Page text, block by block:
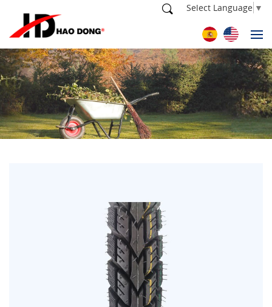
Select Language ▼